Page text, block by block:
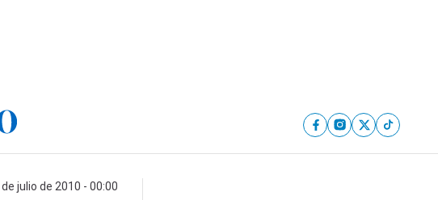
de julio de 2010 - 00:00